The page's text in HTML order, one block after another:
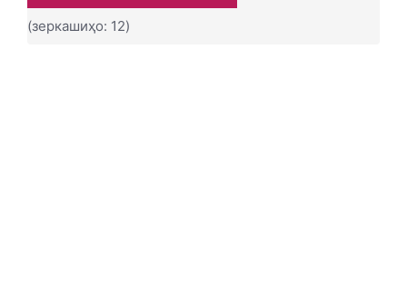
(зеркашиҳо: 12)